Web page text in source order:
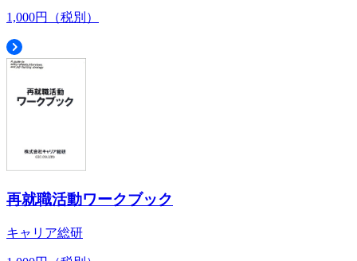
1,000円（税別）
再就職活動ワークブック
キャリア総研